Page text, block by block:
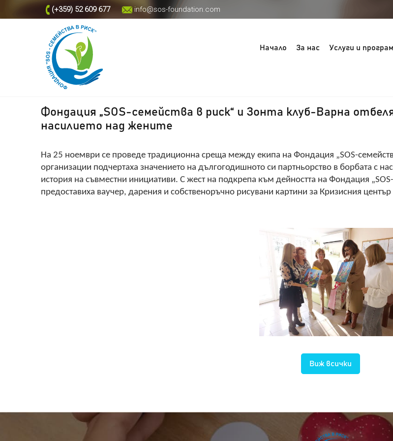
(+359) 52 609 677 info@sos-foundation.com
Начало За нас Услуги и
Фондация „SOS-семейства в риск“ и Зонта клуб-Варна
насилието над жените
На 25 ноември се проведе традиционна среща между екипа на Фондация „SOS-
организации подчертаха значението на дългогодишното си партньорство в борбата с
история на съвместни инициативи. С жест на подкрепа към дейността на Фондация „SOS
предоставиха ваучер, дарения и собственоръчно рисувани картини за Кризисния
Виж всички